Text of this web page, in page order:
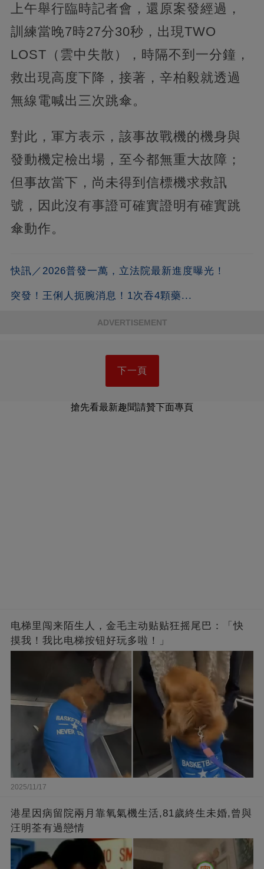
上午舉行臨時記者會，還原案發經過，
訓練當晚7時27分30秒，出現TWO
LOST（雲中失散），時隔不到一分鐘，
救出現高度下降，接著，辛柏毅就透過
無線電喊出三次跳傘。
對此，軍方表示，該事故戰機的機身與
發動機定檢出場，至今都無重大故障；
但事故當下，尚未得到信標機求救訊
號，因此沒有事證可確實證明有確實跳
傘動作。
快訊／2026普發一萬，立法院最新進度曝光！
突發！王俐人扼腕消息！1次吞4顆藥...
ADVERTISEMENT
下一頁
搶先看最新趣聞請贊下面專頁
电梯里闯来陌生人，金毛主动贴贴狂摇尾巴：「快
摸我！我比电梯按钮好玩多啦！」
2025/11/17
港星因病留院兩月靠氧氣機生活,81歲終生未婚,曾與
汪明荃有過戀情